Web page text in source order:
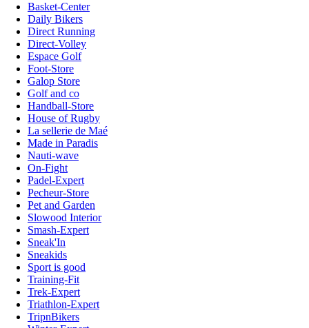
Basket-Center
Daily Bikers
Direct Running
Direct-Volley
Espace Golf
Foot-Store
Galop Store
Golf and co
Handball-Store
House of Rugby
La sellerie de Maé
Made in Paradis
Nauti-wave
On-Fight
Padel-Expert
Pecheur-Store
Pet and Garden
Slowood Interior
Smash-Expert
Sneak'In
Sneakids
Sport is good
Training-Fit
Trek-Expert
Triathlon-Expert
TripnBikers